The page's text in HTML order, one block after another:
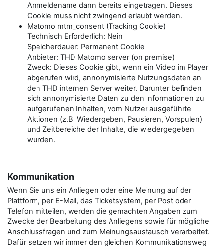
Anmeldename dann bereits eingetragen. Dieses
Cookie muss nicht zwingend erlaubt werden.
Matomo mtm_consent (Tracking Cookie)
Technisch Erforderlich: Nein
Speicherdauer: Permanent Cookie
Anbieter: THD Matomo server (on premise)
Zweck: Dieses Cookie gibt, wenn ein Video im Player
abgerufen wird, annonymisierte Nutzungsdaten an
den THD internen Server weiter. Darunter befinden
sich annonymisierte Daten zu den Informationen zu
aufgerufenen Inhalten, vom Nutzer ausgeführte
Aktionen (z.B. Wiedergeben, Pausieren, Vorspulen)
und Zeitbereiche der Inhalte, die wiedergegeben
wurden.
Kommunikation
Wenn Sie uns ein Anliegen oder eine Meinung auf der
Plattform, per E-Mail, das Ticketsystem, per Post oder
Telefon mitteilen, werden die gemachten Angaben zum
Zwecke der Bearbeitung des Anliegens sowie für mögliche
Anschlussfragen und zum Meinungsaustausch verarbeitet.
Dafür setzen wir immer den gleichen Kommunikationsweg